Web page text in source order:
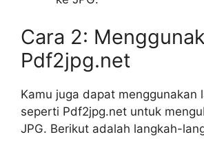
Cara 2:
Pdf2jpg.net
Kamu juga dapat menggunakan
seperti Pdf2jpg.net untuk
JPG. Berikut adalah langkah-